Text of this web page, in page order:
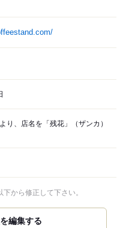
り、店名を「残花」（ザンカ）
から修正して下さい。